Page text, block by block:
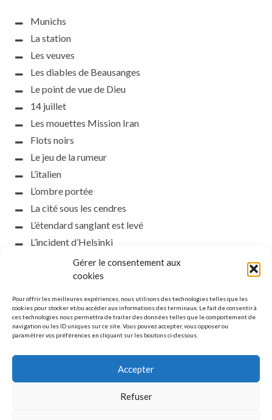
Gérer le consentement aux
cookies
Pour offrir les meilleures expériences, nous utilisons des technologies telles que les
cookies pour stocker et/ou accéder aux informations des terminaux. Le fait de consentir à
ces technologies nous permettra de traiter des données telles que le comportement de
navigation ou les ID uniques sur ce site. Vous pouvez accepter, vous opposer ou
paramétrer vos préférences en cliquant sur les boutons ci-dessous.
Accepter
Refuser
Munichs
La station
Les veuves
Les diables de Beausanges
Le point de vue de Dieu
14 juillet
Les mouettes Mission Iran
Flots noirs
Le jeu de la rumeur
L’italien
L’ombre portée
La cité sous les cendres
L’étendard sanglant est levé
L’incident d’Helsinki
la petite fasciste
Toutes les nuances de la nuit
Que s’obscurcissent le soleil et la lumière
Le silence